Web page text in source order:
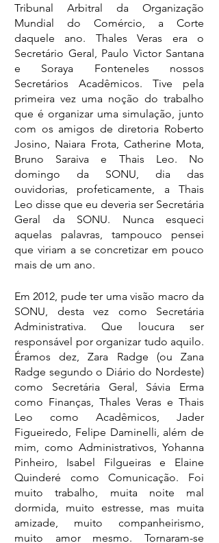
Tribunal Arbitral da Organização
Mundial do Comércio, a Corte
daquele ano. Thales Veras era o
Secretário Geral, Paulo Victor Santana
e Soraya Fonteneles nossos
Secretários Acadêmicos. Tive pela
primeira vez uma noção do trabalho
que é organizar uma simulação, junto
com os amigos de diretoria Roberto
Josino, Naiara Frota, Catherine Mota,
Bruno Saraiva e Thais Leo. No
domingo da SONU, dia das
ouvidorias, profeticamente, a Thais
Leo disse que eu deveria ser Secretária
Geral da SONU. Nunca esqueci
aquelas palavras, tampouco pensei
que viriam a se concretizar em pouco
mais de um ano.
Em 2012, pude ter uma visão macro da
SONU, desta vez como Secretária
Administrativa. Que loucura ser
responsável por organizar tudo aquilo.
Éramos dez, Zara Radge (ou Zana
Radge segundo o Diário do Nordeste)
como Secretária Geral, Sávia Erma
como Finanças, Thales Veras e Thais
Leo como Acadêmicos, Jader
Figueiredo, Felipe Daminelli, além de
mim, como Administrativos, Yohanna
Pinheiro, Isabel Filgueiras e Elaine
Quinderé como Comunicação. Foi
muito trabalho, muita noite mal
dormida, muito estresse, mas muita
amizade, muito companheirismo,
muito amor mesmo. Tornaram-se